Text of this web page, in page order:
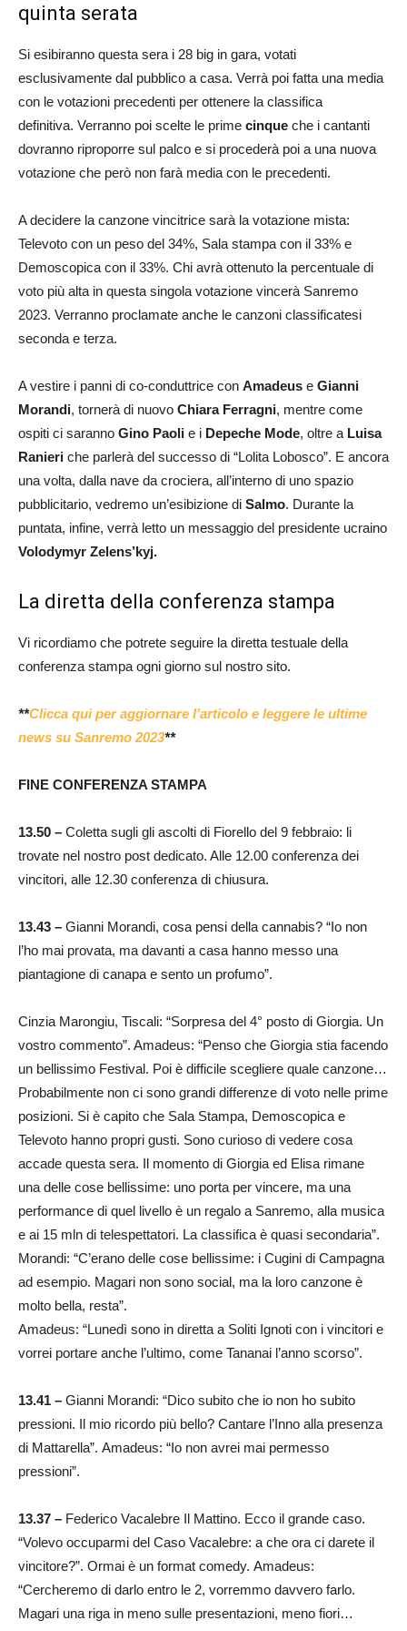
quinta serata
Si esibiranno questa sera i 28 big in gara, votati
esclusivamente dal pubblico a casa. Verrà poi fatta una media
con le votazioni precedenti per ottenere la classifica
definitiva. Verranno poi scelte le prime cinque che i cantanti
dovranno riproporre sul palco e si procederà poi a una nuova
votazione che però non farà media con le precedenti.
A decidere la canzone vincitrice sarà la votazione mista:
Televoto con un peso del 34%, Sala stampa con il 33% e
Demoscopica con il 33%. Chi avrà ottenuto la percentuale di
voto più alta in questa singola votazione vincerà Sanremo
2023. Verranno proclamate anche le canzoni classificatesi
seconda e terza.
A vestire i panni di co-conduttrice con Amadeus e Gianni
Morandi, tornerà di nuovo Chiara Ferragni, mentre come
ospiti ci saranno Gino Paoli e i Depeche Mode, oltre a Luisa
Ranieri che parlerà del successo di “Lolita Lobosco”. E ancora
una volta, dalla nave da crociera, all’interno di uno spazio
pubblicitario, vedremo un’esibizione di Salmo. Durante la
puntata, infine, verrà letto un messaggio del presidente ucraino
Volodymyr Zelens’kyj.
La diretta della conferenza stampa
Vi ricordiamo che potrete seguire la diretta testuale della
conferenza stampa ogni giorno sul nostro sito.
**Clicca qui per aggiornare l’articolo e leggere le ultime
news su Sanremo 2023**
FINE CONFERENZA STAMPA
13.50 – Coletta sugli gli ascolti di Fiorello del 9 febbraio: li
trovate nel nostro post dedicato. Alle 12.00 conferenza dei
vincitori, alle 12.30 conferenza di chiusura.
13.43 – Gianni Morandi, cosa pensi della cannabis? “Io non
l’ho mai provata, ma davanti a casa hanno messo una
piantagione di canapa e sento un profumo”.
Cinzia Marongiu, Tiscali: “Sorpresa del 4° posto di Giorgia. Un
vostro commento”. Amadeus: “Penso che Giorgia stia facendo
un bellissimo Festival. Poi è difficile scegliere quale canzone…
Probabilmente non ci sono grandi differenze di voto nelle prime
posizioni. Si è capito che Sala Stampa, Demoscopica e
Televoto hanno propri gusti. Sono curioso di vedere cosa
accade questa sera. Il momento di Giorgia ed Elisa rimane
una delle cose bellissime: uno porta per vincere, ma una
performance di quel livello è un regalo a Sanremo, alla musica
e ai 15 mln di telespettatori. La classifica è quasi secondaria”.
Morandi: “C’erano delle cose bellissime: i Cugini di Campagna
ad esempio. Magari non sono social, ma la loro canzone è
molto bella, resta”.
Amadeus: “Lunedì sono in diretta a Soliti Ignoti con i vincitori e
vorrei portare anche l’ultimo, come Tananai l’anno scorso”.
13.41 – Gianni Morandi: “Dico subito che io non ho subito
pressioni. Il mio ricordo più bello? Cantare l’Inno alla presenza
di Mattarella”. Amadeus: “Io non avrei mai permesso
pressioni”.
13.37 – Federico Vacalebre Il Mattino. Ecco il grande caso.
“Volevo occuparmi del Caso Vacalebre: a che ora ci darete il
vincitore?”. Ormai è un format comedy. Amadeus:
“Cercheremo di darlo entro le 2, vorremmo davvero farlo.
Magari una riga in meno sulle presentazioni, meno fiori…